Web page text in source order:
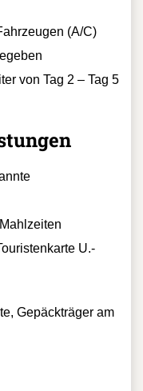
(A/C)
von Tag 2 – Tag 5
U.-
Gepäckträger am